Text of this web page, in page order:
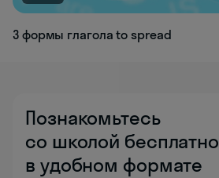
3 формы глагола to spread
Познакомьтесь
со школой бесплатно
в удобном формате